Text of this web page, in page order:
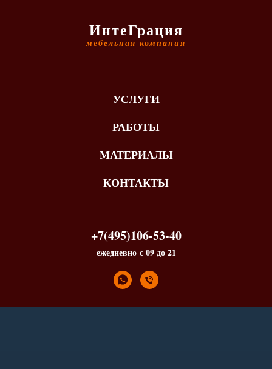
ИнтеГрация
мебельная компания
УСЛУГИ
РАБОТЫ
МАТЕРИАЛЫ
КОНТАКТЫ
+7(495)106-53-40
ежедневно с 09 до 21